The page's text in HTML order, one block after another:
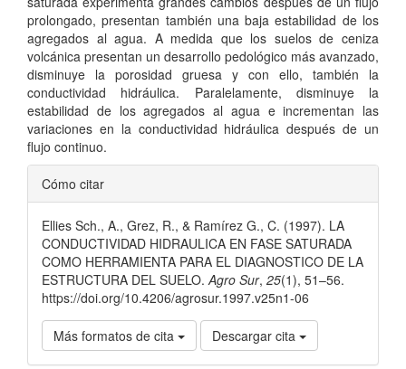
prolongado, presentan también una baja estabilidad de los
agregados al agua. A medida que los suelos de ceniza
volcánica presentan un desarrollo pedológico más avanzado,
disminuye la porosidad gruesa y con ello, también la
conductividad hidráulica. Paralelamente, disminuye la
estabilidad de los agregados al agua e incrementan las
variaciones en la conductividad hidráulica después de un
flujo continuo.
Detalles
del
artículo
Cómo citar
Ellies Sch., A., Grez, R., & Ramírez G., C. (1997). LA
CONDUCTIVIDAD HIDRAULICA EN FASE SATURADA
COMO HERRAMIENTA PARA EL DIAGNOSTICO DE LA
ESTRUCTURA DEL SUELO. Agro Sur, 25(1), 51–56.
https://doi.org/10.4206/agrosur.1997.v25n1-06
Más formatos de cita Descargar cita